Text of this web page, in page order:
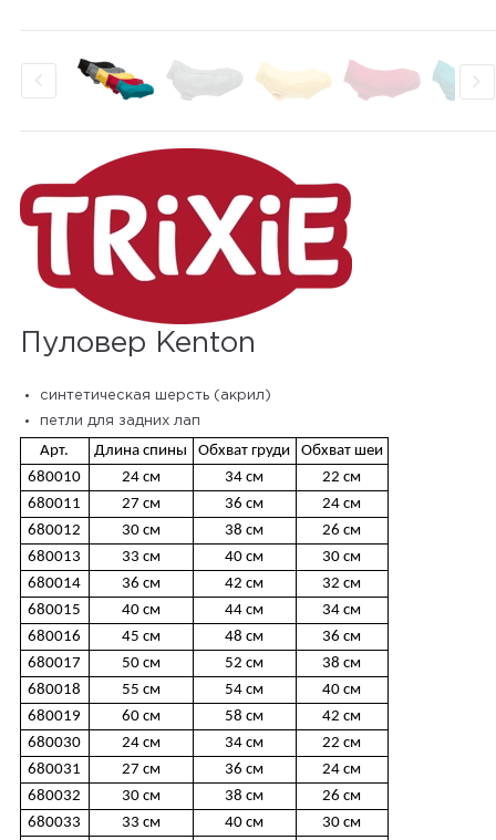
Пуловер Kenton
синтетическая шерсть (акрил)
петли для задних лап
Арт. Длина спины Обхват груди
Обхват шеи
680010
24 см 34 см
22 см
680011
27 см 36 см
24 см
680012
30 см 38 см
26 см
680013
33 см 40 см
30 см
680014
36 см 42 см
32 см
680015
40 см 44 см
34 см
680016
45 см 48 см
36 см
680017
50 см 52 см
38 см
680018
55 см 54 см
40 см
680019
60 см 58 см
42 см
680030
24 см 34 см
22 см
680031
27 см 36 см
24 см
680032
30 см 38 см
26 см
680033
33 см 40 см
30 см